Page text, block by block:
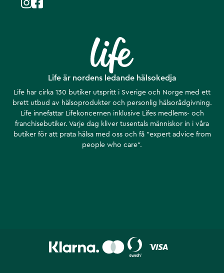
Life är nordens ledande hälsokedja
Life har cirka 130 butiker utspritt i Sverige och Norge med ett
brett utbud av hälsoprodukter och personlig hälsorådgivning.
Life innefattar Lifekoncernen inklusive Lifes medlems- och
franchisebutiker. Varje dag kliver tusentals människor in i våra
butiker för att prata hälsa med oss och få ”expert advice from
people who care”.